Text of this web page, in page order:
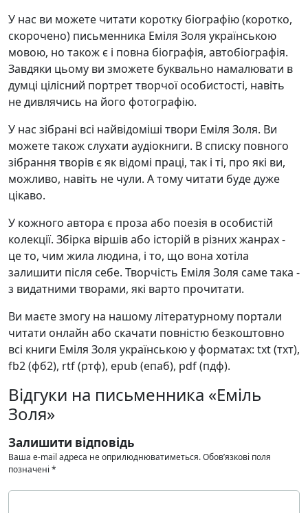
У нас ви можете читати коротку біографію (коротко,
скорочено) письменника Еміля Золя українською
мовою, но також є і повна біографія, автобіографія.
Завдяки цьому ви зможете буквально намалювати в
думці цілісний портрет творчої особистості, навіть
не дивлячись на його фотографію.
У нас зібрані всі найвідоміші твори Еміля Золя. Ви
можете також слухати аудіокниги. В списку повного
зібрання творів є як відомі праці, так і ті, про які ви,
можливо, навіть не чули. А тому читати буде дуже
цікаво.
У кожного автора є проза або поезія в особистій
колекції. Збірка віршів або історій в різних жанрах -
це то, чим жила людина, і то, що вона хотіла
залишити після себе. Творчість Еміля Золя саме така -
з видатними творами, які варто прочитати.
Ви маєте змогу на нашому літературному портали
читати онлайн або скачати повністю безкоштовно
всі книги Еміля Золя українською у форматах: txt (тхт),
fb2 (фб2), rtf (ртф), epub (епаб), pdf (пдф).
Відгуки на письменника «Еміль
Золя»
Залишити відповідь
Ваша e-mail адреса не оприлюднюватиметься.Обов’язкові поля
позначені *